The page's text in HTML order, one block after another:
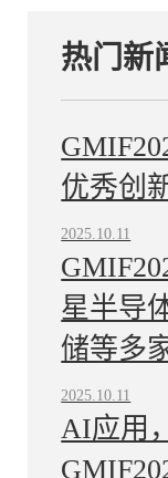
热门新
优秀创
2025.10.11
星半导
储等多
2025.10.11
AI应用